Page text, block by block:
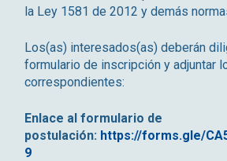
la Ley 1581 de 2012 y demás
Los(as) interesados(as) deberán
formulario de inscripción y adjuntar
correspondientes:
Enlace al formulario de
postulación: https://forms.gle/
9